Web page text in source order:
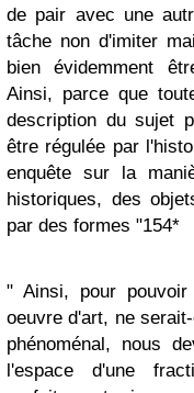
de pair avec une
tâche non d'imiter
bien évidemment
Ainsi, parce que
description du sujet
être régulée par
enquête sur la
historiques, des
par des formes "154*
" Ainsi, pour
oeuvre d'art, ne
phénoménal, nous
l'espace d'une